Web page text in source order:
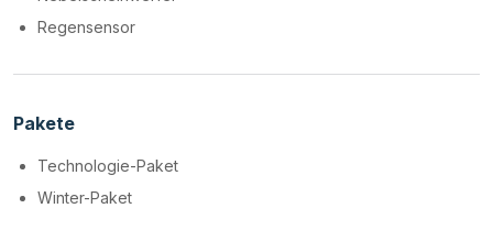
Regensensor
Pakete
Technologie-Paket
Winter-Paket